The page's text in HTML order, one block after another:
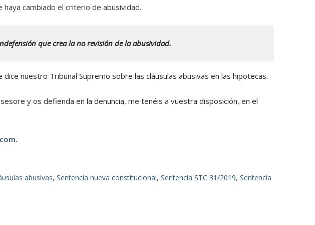
cambiado el criterio de abusividad.
que crea la no revisión de la abusividad.
nuestro Tribunal Supremo sobre las cláusulas abusivas en las hipotecas.
y os defienda en la denuncia, me tenéis a vuestra disposición, en el
abusivas, Sentencia nueva constitucional, Sentencia STC 31/2019, Sentencia